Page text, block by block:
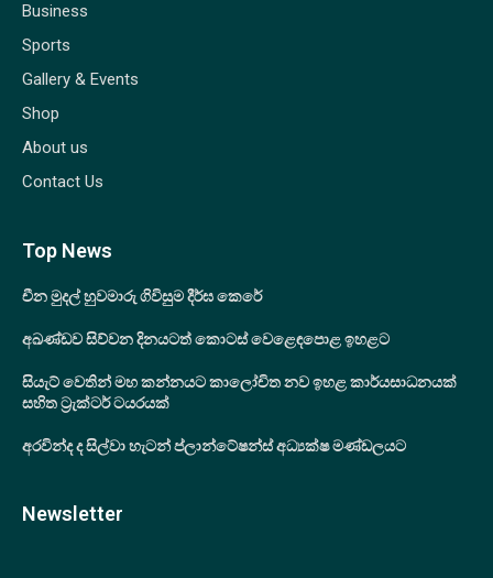
Business
Sports
Gallery & Events
Shop
About us
Contact Us
Top News
චීන මුදල් හුවමාරු ගිවිසුම දීර්ඝ කෙරේ
අඛණ්ඩව සිව්වන දිනයටත් කොටස් වෙළෙඳපොළ ඉහළට
සියැට් වෙතින් මහ කන්නයට කාලෝචිත නව ඉහළ කාර්යසාධනයක්
සහිත ට්‍රැක්ටර් ටයරයක්
අරවින්ද ද සිල්වා හැටන් ප්ලාන්ටේෂන්ස් අධ්‍යක්ෂ මණ්ඩලයට
Newsletter